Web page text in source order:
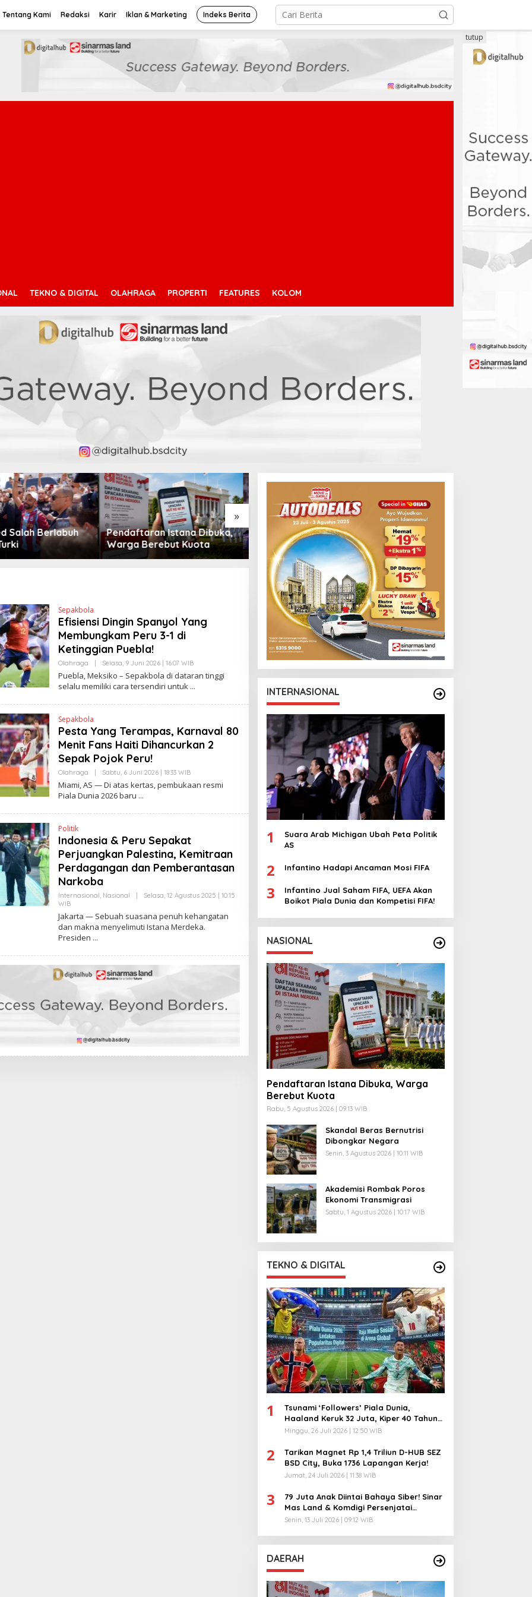
Tentang Kami Redaksi Karir Iklan & Marketing Indeks Berita
TEKNO & DIGITAL OLAHRAGA PROPERTI FEATURES KOLOM
tutup
»
Istana Dibuka,
Kuota
Suara Arab Michigan Ubah
Peta Politik AS
Debut Manis Jeremy
Monga Bersama
Manchester City
Sepakbola
Efisiensi Dingin Spanyol Yang
Membungkam Peru 3-1 di
Ketinggian Puebla!
Olahraga | Selasa, 9 Juni 2026 | 16:07 WIBO
E
H
E
R
A
N
I
Puebla, Meksiko – Sepakbola di dataran tinggi
selalu memiliki cara tersendiri untuk
Sepakbola
Pesta Yang Terampas, Karnaval 80
Menit Fans Haiti Dihancurkan 2
Sepak Pojok Peru!
Olahraga | Sabtu, 6 Juni 2026 | 18:33 WIBO
E
E
R
A
N
E
W
I
K
Miami, AS — Di atas kertas, pembukaan resmi
Piala Dunia 2026 baru
Politik
Indonesia & Peru Sepakat
Perjuangkan Palestina, Kemitraan
Perdagangan dan Pemberantasan
Narkoba
Internasional, Nasional |
Selasa, 12 Agustus 2025 | 10:15
WIBO
E
H
H
N
R
A
W
S
K
Jakarta — Sebuah suasana penuh kehangatan
dan makna menyelimuti Istana Merdeka.
Presiden
INTERNASIONAL
1
Suara Arab Michigan Ubah Peta Politik
AS
2 Infantino Hadapi Ancaman Mosi FIFA
3
Infantino Jual Saham FIFA, UEFA Akan
Boikot Piala Dunia dan Kompetisi FIFA!
NASIONAL
Pendaftaran Istana Dibuka, Warga
Berebut Kuota
Rabu, 5 Agustus 2026 | 09:13 WIB
Skandal Beras Bernutrisi
Dibongkar Negara
Senin, 3 Agustus 2026 | 10:11 WIB
Akademisi Rombak Poros
Ekonomi Transmigrasi
Sabtu, 1 Agustus 2026 | 10:17 WIB
TEKNO & DIGITAL
1
Tsunami ‘Followers’ Piala Dunia,
Haaland Keruk 32 Juta, Kiper 40 Tahun
Bikin Geger!
Minggu, 26 Juli 2026 | 12:50 WIB
2
Tarikan Magnet Rp 1,4 Triliun D-HUB SEZ
BSD City, Buka 1736 Lapangan Kerja!
Jumat, 24 Juli 2026 | 11:38 WIB
3
79 Juta Anak Diintai Bahaya Siber! Sinar
Mas Land & Komdigi Persenjatai
Ratusan Guru!
Senin, 13 Juli 2026 | 09:12 WIB
DAERAH